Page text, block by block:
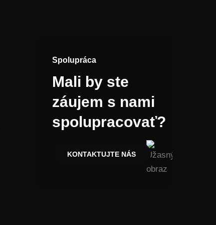
Spolupráca
Mali by ste
záujem s nami
spolupracovať?
KONTAKTUJTE NÁS